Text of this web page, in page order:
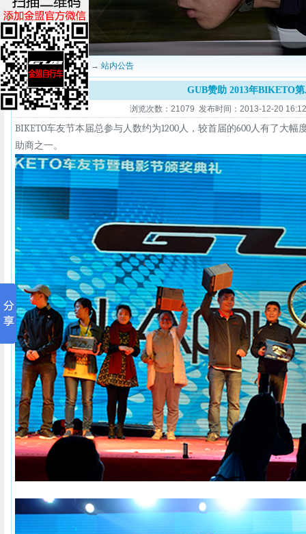
当前位置：深圳金盟 → 站内公告
GUB赞助 2013年BIKETO
浏览次数：21079 发布时间：2013-12-20
BIKETO车友节本届总参与人数约为1200人，较首届的600人有了大幅
助商之一。